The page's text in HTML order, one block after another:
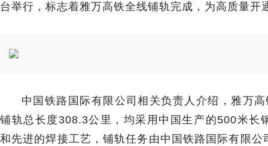
台举行，标志着雅万高铁全线铺轨完成，为高质量开
中国铁路国际有限公司相关负责人介绍，雅万
铺轨总长度308.3公里，均采用中国生产的500米长
和先进的焊接工艺，铺轨任务由中国铁路国际有限公